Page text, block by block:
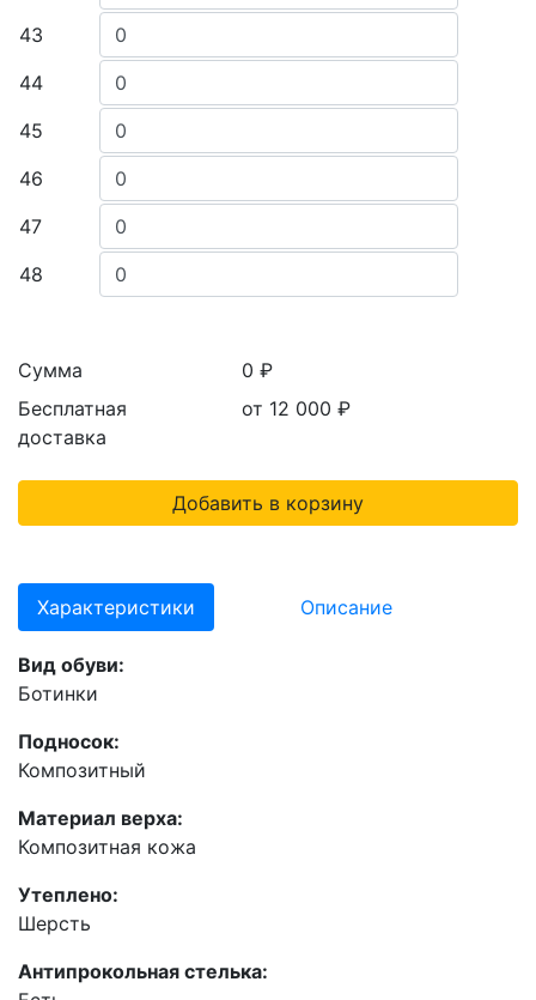
43
44
45
46
47
48
Сумма
Бесплатная
доставка
0 ₽
от 12 000 ₽
Добавить в корзину
Характеристики Описание
Вид обуви:
Ботинки
Подносок:
Композитный
Материал верха:
Композитная кожа
Утеплено:
Шерсть
Антипрокольная стелька: